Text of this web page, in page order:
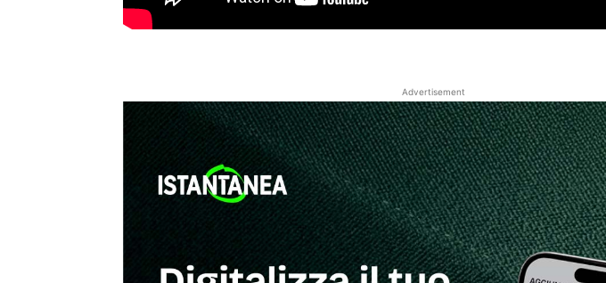
Advertisement